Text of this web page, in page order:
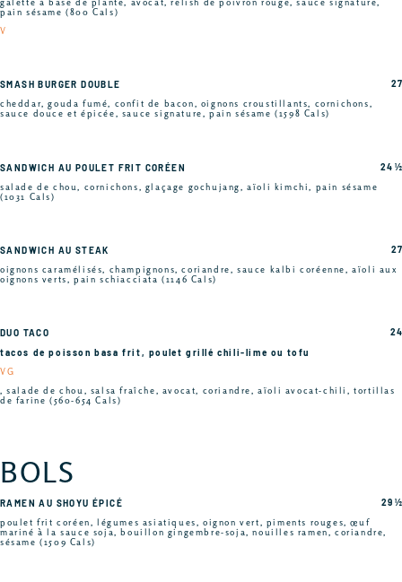
galette à base de plante, avocat, relish de poivron rouge, sauce signature,
pain sésame (800 Cals)
V
SMASH BURGER DOUBLE
cheddar, gouda fumé, confit de bacon, oignons croustillants, cornichons,
sauce douce et épicée, sauce signature, pain sésame (1598 Cals)
27
SANDWICH AU POULET FRIT CORÉEN
salade de chou, cornichons, glaçage gochujang, aïoli kimchi, pain sésame
(1031 Cals)
24 ½
SANDWICH AU STEAK
oignons caramélisés, champignons, coriandre, sauce kalbi coréenne, aïoli aux
oignons verts, pain schiacciata (1146 Cals)
27
DUO TACO
tacos de poisson basa frit, poulet grillé chili-lime ou tofu
VG
, salade de chou, salsa fraîche, avocat, coriandre, aïoli avocat-chili, tortillas
de farine (560-654 Cals)
24
BOLS
RAMEN AU SHOYU ÉPICÉ
poulet frit coréen, légumes asiatiques, oignon vert, piments rouges, œuf
mariné à la sauce soja, bouillon gingembre-soja, nouilles ramen, coriandre,
sésame (1509 Cals)
29 ½